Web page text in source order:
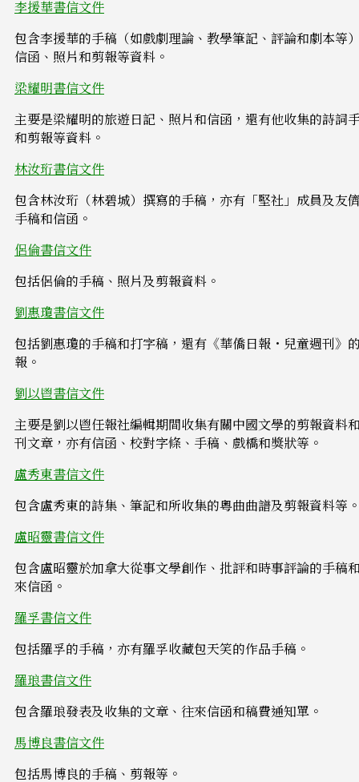
李援華書信文件
包含李援華的手稿（如戲劇理論、教學筆記、評論和劇本等
信函、照片和剪報等資料。
梁耀明書信文件
主要是梁耀明的旅遊日記、照片和信函，還有他收集的詩詞
和剪報等資料。
林汝珩書信文件
包含林汝珩（林碧城）撰寫的手稿，亦有「堅社」成員及友
手稿和信函。
侶倫書信文件
包括侶倫的手稿、照片及剪報資料。
劉惠瓊書信文件
包括劉惠瓊的手稿和打字稿，還有《華僑日報・兒童週刊》
報。
劉以鬯書信文件
主要是劉以鬯任報社編輯期間收集有關中國文學的剪報資料
刊文章，亦有信函、校對字條、手稿、戲橋和獎狀等。
盧秀東書信文件
包含盧秀東的詩集、筆記和所收集的粵曲曲譜及剪報資料等
盧昭靈書信文件
包含盧昭靈於加拿大從事文學創作、批評和時事評論的手稿
來信函。
羅孚書信文件
包括羅孚的手稿，亦有羅孚收藏包天笑的作品手稿。
羅琅書信文件
包含羅琅發表及收集的文章、往來信函和稿費通知單。
馬博良書信文件
包括馬博良的手稿、剪報等。